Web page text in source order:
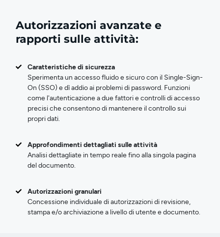
Autorizzazioni avanzate e
rapporti sulle attività:
Caratteristiche di sicurezza
Sperimenta un accesso fluido e sicuro con il Single-Sign-
On (SSO) e dì addio ai problemi di password. Funzioni
come l'autenticazione a due fattori e controlli di accesso
precisi che consentono di mantenere il controllo sui
propri dati.
Approfondimenti dettagliati sulle attività
Analisi dettagliate in tempo reale fino alla singola pagina
del documento.
Autorizzazioni granulari
Concessione individuale di autorizzazioni di revisione,
stampa e/o archiviazione a livello di utente e documento.